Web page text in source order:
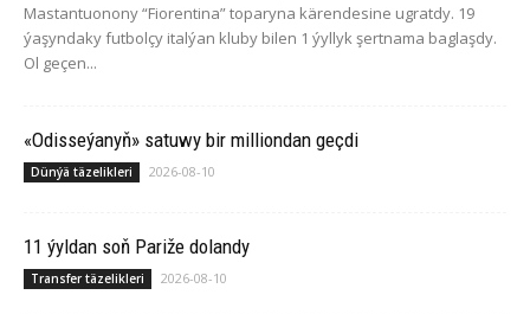
Mastantuonony “Fiorentina” toparyna kärendesine ugratdy. 19
ýaşyndaky futbolçy italýan kluby bilen 1 ýyllyk şertnama baglaşdy.
Ol geçen...
«Odisseýanyň» satuwy bir milliondan geçdi
Dünýä täzelikleri 2026-08-10
11 ýyldan soň Pariže dolandy
Transfer täzelikleri 2026-08-10